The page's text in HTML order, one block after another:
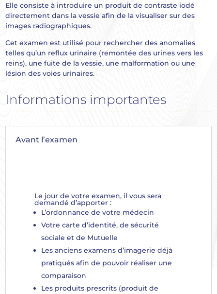
Elle consiste à introduire un produit de contraste iodé
directement dans la vessie afin de la visualiser sur des
images radiographiques.
Cet examen est utilisé pour rechercher des anomalies
telles qu’un reflux urinaire (remontée des urines vers les
reins), une fuite de la vessie, une malformation ou une
lésion des voies urinaires.
Informations importantes
Avant l’examen
Le jour de votre examen, il vous sera
demandé d’apporter :
L’ordonnance de votre médecin
Votre carte d’identité, de sécurité
sociale et de Mutuelle
Les anciens examens d’imagerie déjà
pratiqués afin de pouvoir réaliser une
comparaison
Les produits prescrits (produit de